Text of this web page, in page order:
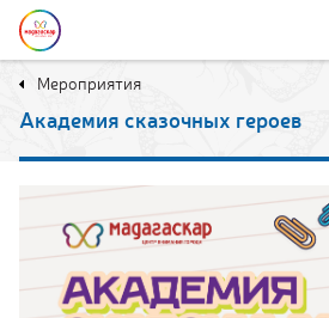
Акции
Мероприятия
в ТРЦ
Мероприятия
Академия сказочных героев